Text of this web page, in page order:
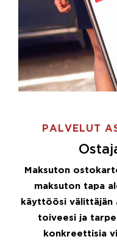
PALVELUT
Maksuton
maksuton tapa
käyttöösi välittäjän
toiveesi ja
konkreettisia